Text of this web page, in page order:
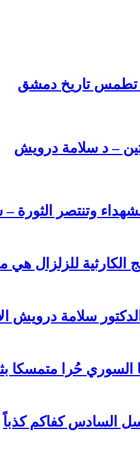
تطمس تاريخ دمشق
– د سلامة درويش
وتنتصر الثورة
الكارثية للزلزال هي
الدكتور سلامة درويش
السوري حُرا متمسكا
السادس كفاكم كذباً